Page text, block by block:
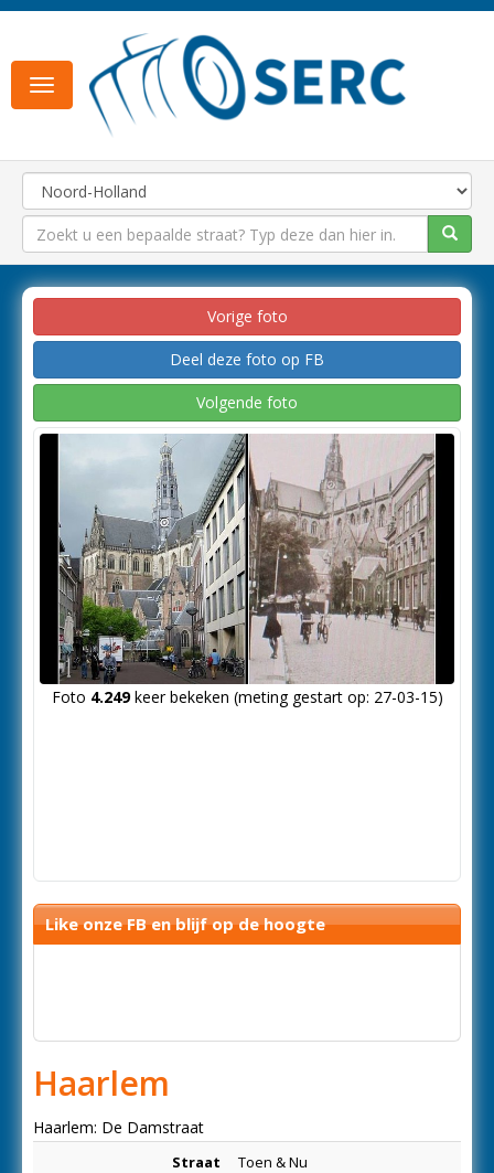
Toggle
navigation
Vorige foto
Deel deze foto op FB
Volgende foto
Foto 4.249keer bekeken (meting gestart op: 27-03-15)
Like onze FB en blijf op de hoogte
Haarlem
Haarlem: De Damstraat
Straat Toen & Nu